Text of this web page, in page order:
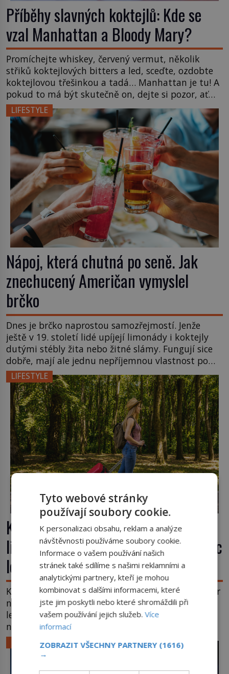
Příběhy slavných koktejlů: Kde se
vzal Manhattan a Bloody Mary?
Promíchejte whiskey, červený vermut, několik
střiků koktejlových bitters a led, sceďte, ozdobte
koktejlovou třešinkou a tadá… Manhattan je tu! A
pokud to má být skutečně on, dejte si pozor, ať
místo klasické americké rye whiskey či klidně
bourbonu nepoužijete skotskou whisku. Co se
stane? Inu, koktejl bude stále skvělý, ale už to
nebude Manhattan ale […]
LIFESTYLE
Nápoj, která chutná po seně. Jak
znechucený Američan vymyslel
brčko
Dnes je brčko naprostou samozřejmostí. Jenže
ještě v 19. století lidé upíjejí limonády i koktejly
dutými stébly žita nebo žitné slámy. Fungují sice
dobře, mají ale jednu nepříjemnou vlastnost po
chvíli se rozmáčejí a nápoji dodávají travnatou
příchuť. Právě tahle drobná nepříjemnost přivede
amerického výrobce cigaretových náustků k
nápadu, který změní způsob pití po celém […]
LIFESTYLE
Kufr, který se konečně rozjede. Proč
lidé čekají na kolečka téměř pět tisíc
let?
Kolo patří k nejstarším vynálezům lidstva, ale kufr
na kolečkách se objevuje až ve 20. století. Po tisíce
let lidé vláčejí těžká zavazadla v rukou, na zádech
nebo je nakládají na povozy. Stačí přitom jediný
nápad, připevnit ke kufru kolečka. Jenže právě ten
nikdo dlouho nedostane. Až jednou se na letišti
LIFESTYLE
Tyto webové stránky
používají soubory cookie.
K personalizaci obsahu, reklam a analýze
návštěvnosti používáme soubory cookie.
Informace o vašem používání našich
stránek také sdílíme s našimi reklamními a
analytickými partnery, kteří je mohou
kombinovat s dalšími informacemi, které
jste jim poskytli nebo které shromáždili při
vašem používání jejich služeb.Více
informací
ZOBRAZIT VŠECHNY PARTNERY (1616)
→